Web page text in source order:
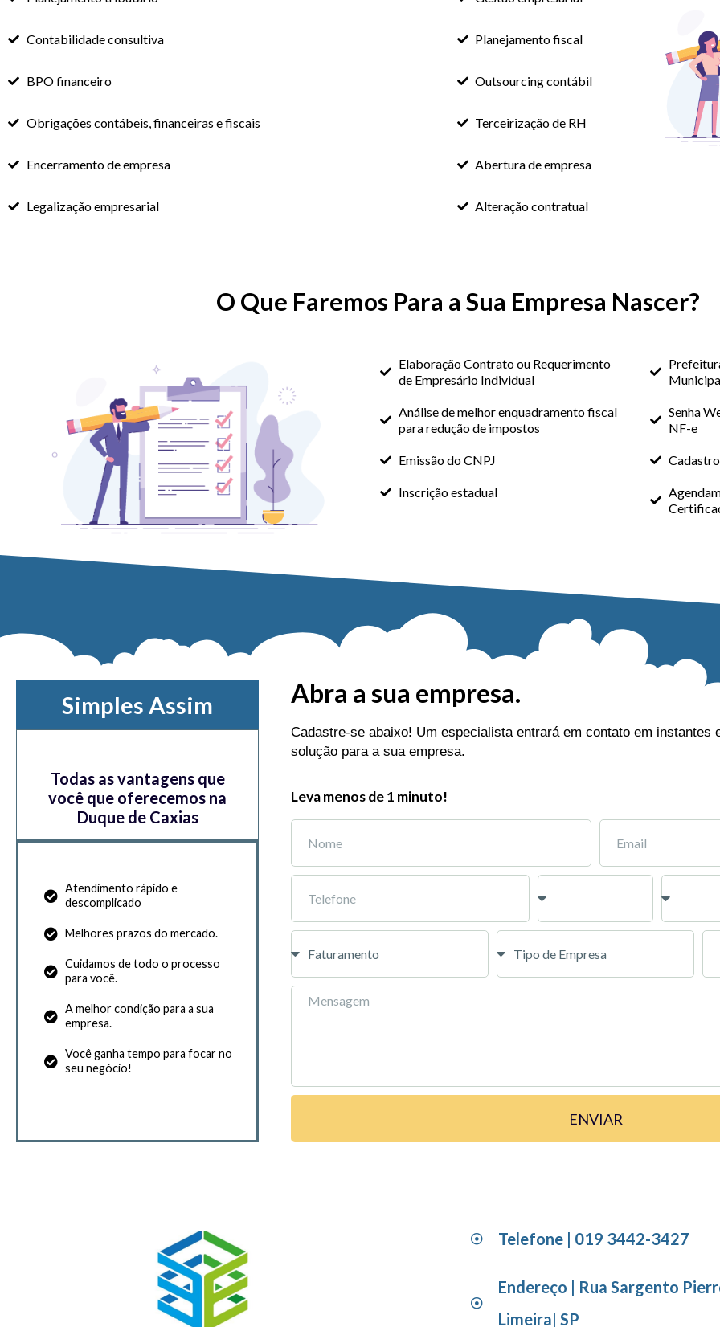
Contabilidade consultiva
BPO financeiro
Obrigações contábeis, financeiras e fiscais
Encerramento de empresa
Legalização empresarial
Planejamento fiscal
Outsourcing contábil
Terceirização de RH
Abertura de empresa
Alteração contratual
O Que Faremos Para a Sua Empresa Nascer?
Elaboração Contrato ou Requerimento
de Empresário Individual
Análise de melhor enquadramento fiscal
para redução de impostos
Emissão do CNPJ
Inscrição estadual
Senha
NF-e
Simples Assim
Todas as vantagens que
você que oferecemos na
Duque de Caxias
Atendimento rápido e
descomplicado
Melhores prazos do mercado.
Cuidamos de todo o processo
para você.
A melhor condição para a sua
empresa.
Você ganha tempo para focar no
seu negócio!
Abra a sua empresa.
Cadastre-se abaixo! Um especialista entrará em contato em instantes
solução para a sua empresa.
Leva menos de 1 minuto!
ENVIAR
Telefone | 019 3442-3427
Endereço | Rua Sargento
Limeira| SP